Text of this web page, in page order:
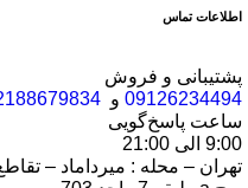
اطلاعات تماس
پشتیبانی و فروش
09126234494و
ساعت پاسخ‌گویی
9:00 الی 21:00
تهران – محله : میرداماد –